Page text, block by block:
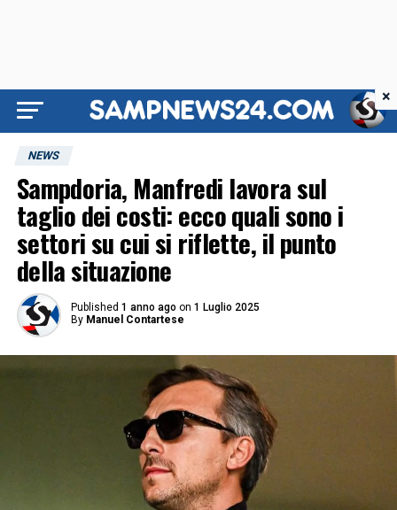
NEWS
Sampdoria, Manfredi lavora sul
taglio dei costi: ecco quali sono i
settori su cui si riflette, il punto
della situazione
Published 1 anno ago on 1 Luglio 2025
By Manuel Contartese
×